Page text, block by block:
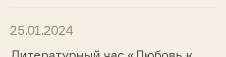
25.01.2024